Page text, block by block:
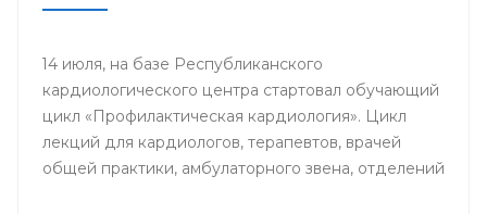
14 июля, на базе Республиканского
кардиологического центра стартовал обучающий
цикл «Профилактическая кардиология». Цикл
лекций для кардиологов, терапевтов, врачей
общей практики, амбулаторного звена, отделений